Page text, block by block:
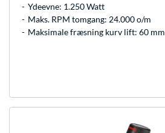
Ydeevne: 1.250 Watt
Maks. RPM tomgang: 24.000 o/m
Maksimale fræsning kurv lift: 60 mm